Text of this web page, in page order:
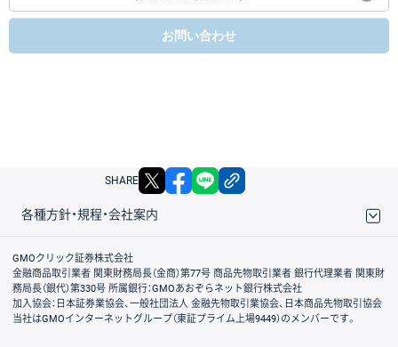
お問い合わせ
SHARE X facebook
各種方針・規程・会社案内
取引規程・約款
サイトマップ
その他のご案内
個人情報保護方針
最良執行方針
サイトのご利用について
ディスクレイマー
信託保全
リスク説明
会社案内
GMOクリック証券株式会社
金融商品取引業者 関東財務局長（金商）第77号 商品先物取引業者 銀行代理業者 関東財
務局長（銀代）第330号 所属銀行：GMOあおぞらネット銀行株式会社
加入協会：日本証券業協会、一般社団法人 金融先物取引業協会、日本商品先物取引協会
当社はGMOインターネットグループ（東証プライム上場9449）のメンバーです。